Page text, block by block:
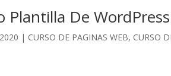
Plantilla De
| CURSO DE PAGINAS WEB, CURSO